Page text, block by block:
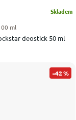
deostick 50 ml
Skladem
ml
–42 %